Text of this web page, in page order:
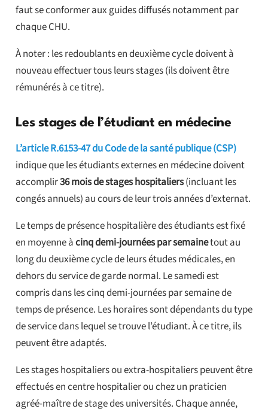
faut se conformer aux guides diffusés notamment par
chaque CHU.
À noter : les redoublants en deuxième cycle doivent à
nouveau effectuer tous leurs stages (ils doivent être
rémunérés à ce titre).
Les stages de l’étudiant en médecine
L’article R.6153-47 du Code de la santé publique (CSP)
indique que les étudiants externes en médecine doivent
accomplir36 mois de stages hospitaliers(incluant les
congés annuels) au cours de leur trois années d’externat.
Le temps de présence hospitalière des étudiants est fixé
en moyenne àcinq demi-journées par semainetout au
long du deuxième cycle de leurs études médicales, en
dehors du service de garde normal. Le samedi est
compris dans les cinq demi-journées par semaine de
temps de présence. Les horaires sont dépendants du type
de service dans lequel se trouve l’étudiant. À ce titre, ils
peuvent être adaptés.
Les stages hospitaliers ou extra-hospitaliers peuvent être
effectués en centre hospitalier ou chez un praticien
agréé-maître de stage des universités. Chaque année,